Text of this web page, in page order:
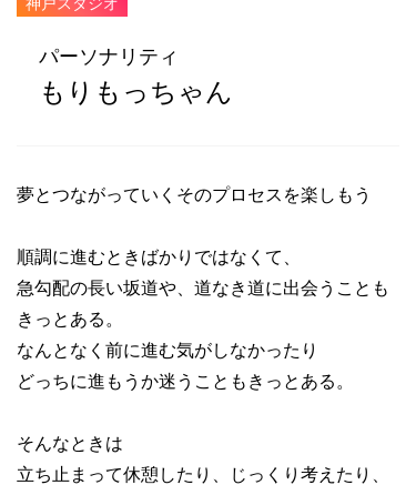
神戸スタジオ
パーソナリティ
もりもっちゃん
夢とつながっていくそのプロセスを楽しもう
順調に進むときばかりではなくて、
急勾配の長い坂道や、道なき道に出会うことも
きっとある。
なんとなく前に進む気がしなかったり
どっちに進もうか迷うこともきっとある。
そんなときは
立ち止まって休憩したり、じっくり考えたり、